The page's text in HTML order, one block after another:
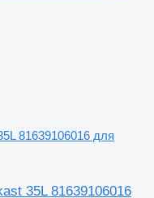
81639106016 для
35L 81639106016